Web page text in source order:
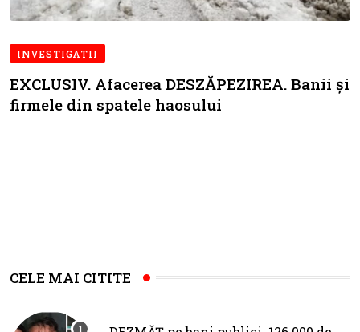
INVESTIGATII
EXCLUSIV. Afacerea DESZĂPEZIREA. Banii și
firmele din spatele haosului
CELE MAI CITITE